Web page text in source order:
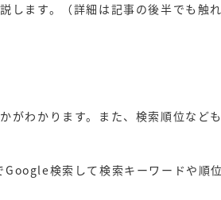
します。（詳細は記事の後半でも触
わかります。また、検索順位など
検索して検索キーワードや順